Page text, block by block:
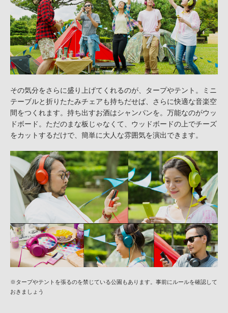
その気分をさらに盛り上げてくれるのが、タープやテント。ミニ
テーブルと折りたたみチェアも持ちだせば、さらに快適な音楽空
間をつくれます。持ち出すお酒はシャンパンを。万能なのがウッ
ドボード。ただのまな板じゃなくて、ウッドボードの上でチーズ
をカットするだけで、簡単に大人な雰囲気を演出できます。
※タープやテントを張るのを禁じている公園もあります。事前にルールを確認して
おきましょう